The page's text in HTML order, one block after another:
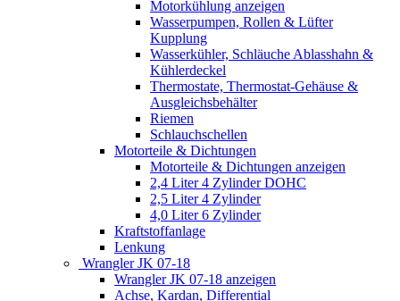
Motorkühlung anzeigen
Wasserpumpen, Rollen & Lüfter
Kupplung
Wasserkühler, Schläuche Ablasshahn &
Kühlerdeckel
Thermostate, Thermostat-Gehäuse &
Ausgleichsbehälter
Riemen
Schlauchschellen
Motorteile & Dichtungen
Motorteile & Dichtungen anzeigen
2,4 Liter 4 Zylinder DOHC
2,5 Liter 4 Zylinder
4,0 Liter 6 Zylinder
Kraftstoffanlage
Lenkung
Wrangler JK 07-18
Wrangler JK 07-18 anzeigen
Achse, Kardan, Differential